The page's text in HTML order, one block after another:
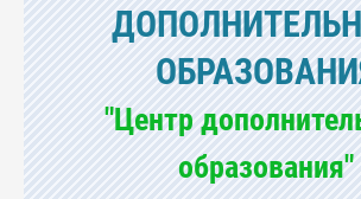
"Центр
образования"